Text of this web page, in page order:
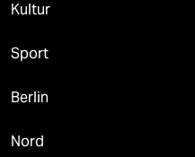
Kultur
Sport
Berlin
Nord